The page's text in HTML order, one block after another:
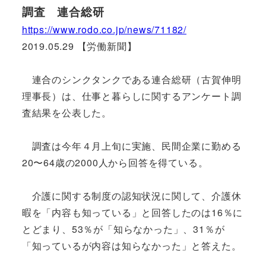
調査 連合総研
https://www.rodo.co.jp/news/71182/
2019.05.29 【労働新聞】
連合のシンクタンクである連合総研（古賀伸明
理事長）は、仕事と暮らしに関するアンケート調
査結果を公表した。
調査は今年４月上旬に実施、民間企業に勤める
20〜64歳の2000人から回答を得ている。
介護に関する制度の認知状況に関して、介護休
暇を「内容も知っている」と回答したのは16％に
とどまり、53％が「知らなかった」、31％が
「知っているが内容は知らなかった」と答えた。